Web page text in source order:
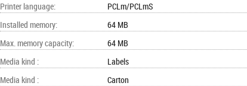
Printer language:
PCLm/PCLmS
Installed memory:
64 MB
Max. memory capacity:
64 MB
Media kind :
Labels
Media kind :
Carton